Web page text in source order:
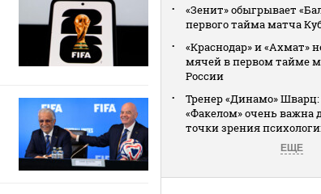
«Зенит» обыгрывает
первого тайма матча
«Краснодар» и «Ахмат»
мячей в первом тайме
России
Тренер «Динамо» Шварц:
«Факелом» очень важна
точки зрения
ЕЩЕ